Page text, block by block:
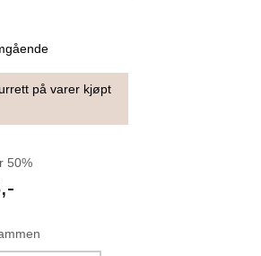
på varer kjøpt
50%
,-